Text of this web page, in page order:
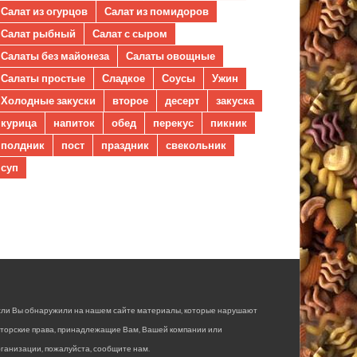
Салат из огурцов
Салат из помидоров
Салат рыбный
Салат с сыром
Салаты без майонеза
Салаты овощные
Салаты простые
Сладкое Соусы
Ужин
Холодные закуски
второе десерт
закуска
курица
напиток обед перекус
пикник
полдник
пост праздник
свекольник
суп
Вы обнаружили на нашем сайте материалы, которые нарушают
права, принадлежащие Вам, Вашей компании или
пожалуйста, сообщите нам.